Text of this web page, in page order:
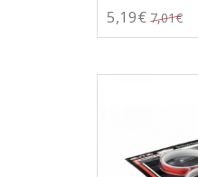
5,19€ 7,01€